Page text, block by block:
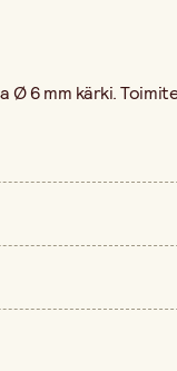
Ø 6 mm kärki.